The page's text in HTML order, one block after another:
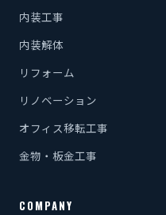
内装工事
内装解体
リフォーム
リノベーション
オフィス移転工事
金物・板金工事
COMPANY